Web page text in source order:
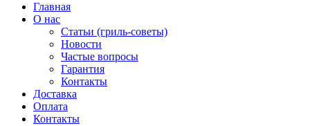
Главная
О нас
Статьи (гриль-советы)
Новости
Частые вопросы
Гарантия
Контакты
Доставка
Оплата
Контакты